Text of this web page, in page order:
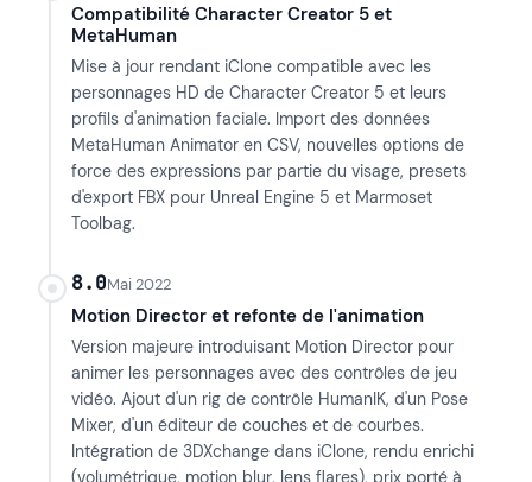
Compatibilité Character Creator 5 et
MetaHuman
Mise à jour rendant iClone compatible avec les
personnages HD de Character Creator 5 et leurs
profils d'animation faciale. Import des données
MetaHuman Animator en CSV, nouvelles options de
force des expressions par partie du visage, presets
d'export FBX pour Unreal Engine 5 et Marmoset
Toolbag.
8.0Mai 2022
Motion Director et refonte de l'animation
Version majeure introduisant Motion Director pour
animer les personnages avec des contrôles de jeu
vidéo. Ajout d'un rig de contrôle HumanIK, d'un Pose
Mixer, d'un éditeur de couches et de courbes.
Intégration de 3DXchange dans iClone, rendu enrichi
(volumétrique, motion blur, lens flares), prix porté à